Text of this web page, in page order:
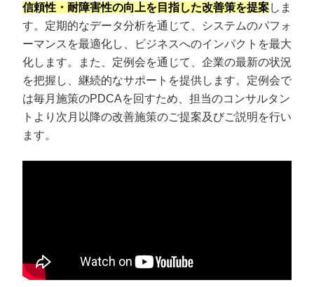
信頼性・耐障害性の向上を目指した改善策を提案しま
す。定期的なデータ分析を通じて、システムのパフォ
ーマンスを最適化し、ビジネスへのインパクトを最大
化します。また、定例会を通じて、企業の最新の状況
を把握し、継続的なサポートを提供します。定例会で
は毎月施策のPDCAを回すため、担当のコンサルタン
トより次月以降の改善施策のご提案及びご説明を行い
ます。